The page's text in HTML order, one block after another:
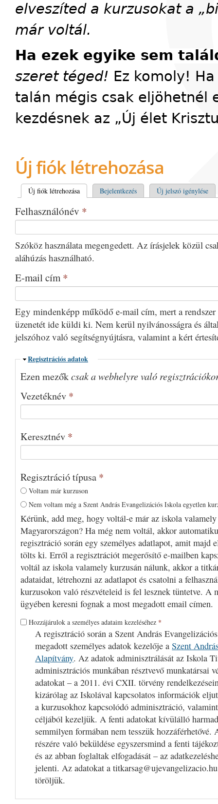
elveszíted a kurzusokat a
már voltál.
Ha ezek egyike sem
szeret téged! Ez komoly!
talán mégis csak eljöhetnél
kezdésnek az „Új élet
Új fiók létrehozása
Elsődleges fülek
Új fiók létrehozása(aktív fül)Bejelentkezés Új jelszó igénylése
Felhasználónév *
Szóköz használata megengedett. Az írásjelek közül
aláhúzás használható.
E-mail cím *
Egy mindenképp működő e-mail cím, mert a rendszer
üzenetét ide küldi ki. Nem kerül nyilvánosságra és
jelszóhoz való segítségnyújtásra, valamint a kért
Elrejtés
Regisztrációs adatok
Ezen mezőkcsak a webhelyre való
Vezetéknév *
Keresztnév *
Regisztráció típusa *
Voltam már kurzuson
Nem voltam még a Szent András Evangelizációs Iskola egyetlen
Kérünk, add meg, hogy voltál-e már az iskola
Magyarországon? Ha még nem voltál, akkor
regisztráció során egy személyes adatlapot, amit majd
tölts ki. Erről a regisztrációt megerősítő e-mailben
voltál az iskola valamely kurzusán nálunk, akkor a
adataidat, létrehozni az adatlapot és csatolni a
kurzusokon való részvételeid is fel lesznek tüntetve. A
ügyében keresni fognak a most megadott email címen.
Hozzájárulok a személyes adataim kezeléséhez *
A regisztráció során a Szent András
megadott személyes adatok kezelője aSzent
Alapítvány. Az adatok adminisztrálását az Iskola
adminisztrációs munkában résztvevő munkatársai
adatokat – a 2011. évi CXII. törvény
kizárólag az Iskolával kapcsolatos információk
a kurzusokhoz kapcsolódó adminisztráció,
céljából kezeljük. A fenti adatokat kívülálló
semmilyen formában nem tesszük hozzáférhetővé.
részére való beküldése egyszersmind a fenti
és az abban foglaltak elfogadását – az
jelenti. Az adatokat a
töröljük.